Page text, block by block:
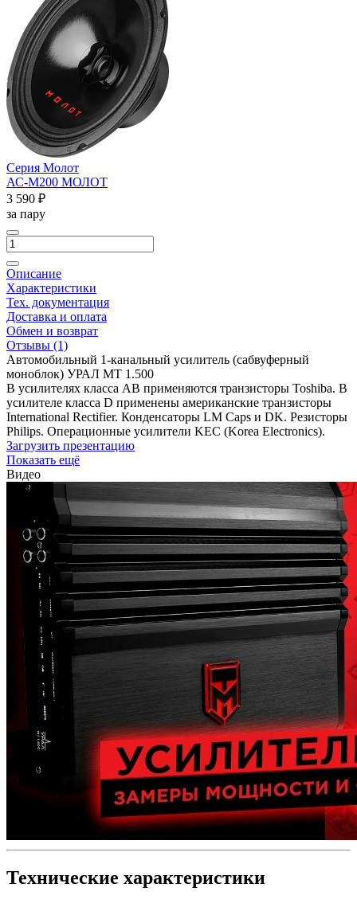
Серия Молот
АС-М200 МОЛОТ
3 590 ₽
за пару
Описание
Характеристики
Тех. документация
Доставка и оплата
Обмен и возврат
Отзывы (1)
Автомобильный 1-канальный усилитель (сабвуферный
моноблок) УРАЛ МТ 1.500
В усилителях класса АВ применяются транзисторы Toshiba. В
усилителе класса D применены американские транзисторы
International Rectifier. Конденсаторы LM Caps и DK. Резисторы
Philips. Операционные усилители KEC (Korea Electronics).
Загрузить презентацию
Показать ещё
Видео
Технические характеристики